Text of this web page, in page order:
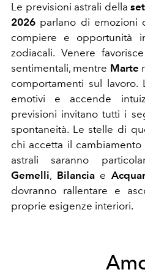
Le previsioni astrali della
2026 parlano di emozioni
compiere e opportunità
zodiacali. Venere
sentimentali, mentre Marte
comportamenti sul lavoro.
emotivi e accende
previsioni invitano tutti i
spontaneità. Le stelle di
chi accetta il
astrali saranno
Gemelli, Bilanciae
dovranno rallentare e
proprie esigenze interiori.